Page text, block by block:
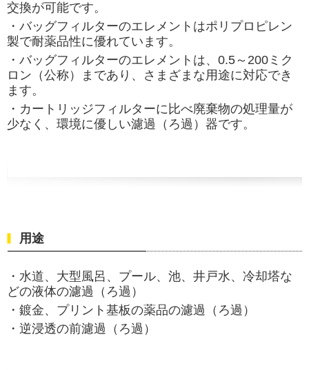
交換が可能です。
・バッグフィルターのエレメントはポリプロピレン
製で耐薬品性に優れています。
・バッグフィルターのエレメントは、0.5～200ミク
ロン（公称）まであり、さまざまな用途に対応でき
ます。
・カートリッジフィルターに比べ廃棄物の処理量が
少なく、環境に優しい濾過（ろ過） 器です。
用途
・水道、大型風呂、プール、池、井戸水、冷却塔な
どの液体の濾過（ろ過）
・鍍金、プリント基板の薬品の濾過（ろ過）
・逆浸透の前濾過（ろ過）